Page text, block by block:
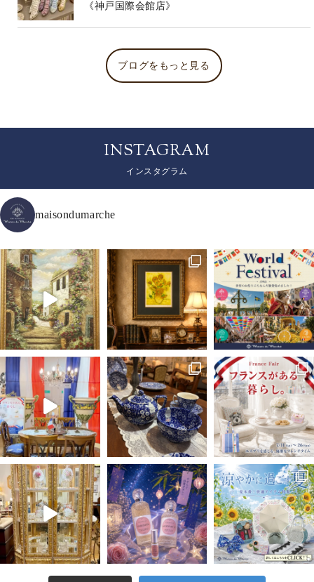
《神戸国際会館店》
ブログをもっと見る
INSTAGRAM
インスタグラム
maisondumarche